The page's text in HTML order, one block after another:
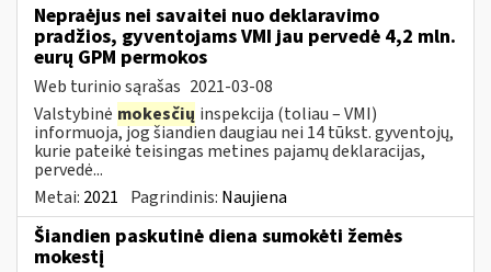
Nepraėjus nei savaitei nuo deklaravimo
pradžios, gyventojams VMI jau pervedė 4,2 mln.
eurų GPM permokos
Web turinio sąrašas 2021-03-08
Valstybinė mokesčių inspekcija (toliau – VMI)
informuoja, jog šiandien daugiau nei 14 tūkst. gyventojų,
kurie pateikė teisingas metines pajamų deklaracijas,
pervedė...
Metai: 2021 Pagrindinis: Naujiena
Šiandien paskutinė diena sumokėti žemės
mokestį